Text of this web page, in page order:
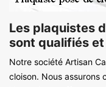
Les plaquistes
sont qualifiés
Notre société Artisan
cloison. Nous assurons